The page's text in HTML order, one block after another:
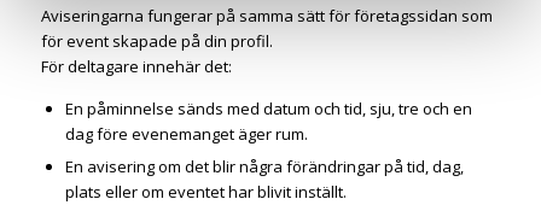
Aviseringarna fungerar på samma sätt för företagssidan som
för event skapade på din profil.
För deltagare innehär det:
En påminnelse sänds med datum och tid, sju, tre och en
dag före evenemanget äger rum.
En avisering om det blir några förändringar på tid, dag,
plats eller om eventet har blivit inställt.